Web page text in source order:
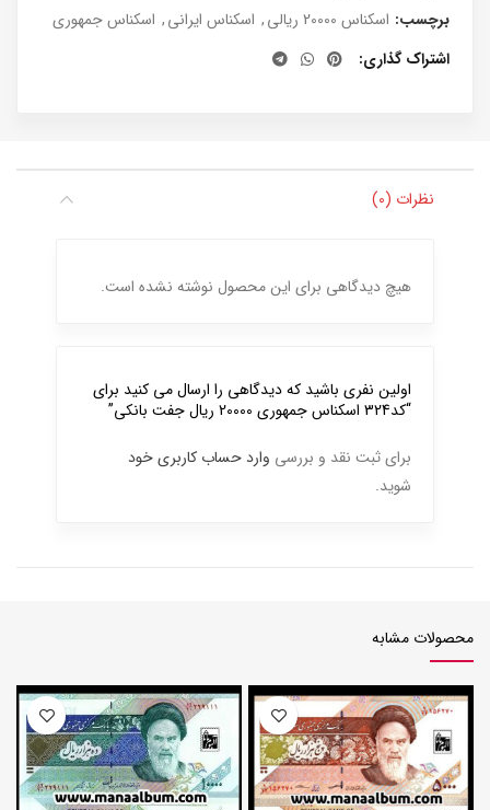
برچسب: اسکناس 20000 ریالی , اسکناس ایرانی, اسکناس جمهوری
اشتراک گذاری
نظرات (0)
هیچ دیدگاهی برای این محصول نوشته نشده است.
اولین نفری باشید که دیدگاهی را ارسال می کنید برای
“کد324 اسکناس جمهوری 20000 ریال جفت بانکی”
برای ثبت نقد و بررسی وارد حساب کاربری خود
شوید.
محصولات مشابه